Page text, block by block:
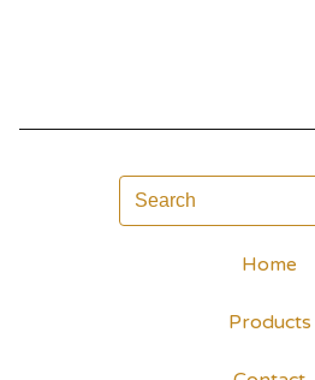
Search
Home
Products